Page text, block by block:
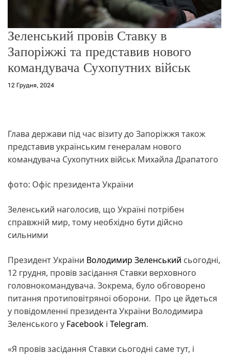
Зеленський провів Ставку в
Запоріжжі та представив нового
командувача Сухопутних військ
12 Грудня, 2024
Глава держави під час візиту до Запоріжжя також
представив українським генералам нового
командувача Сухопутних військ Михайла Драпатого
фото: Офіс президента України
Зеленський наголосив, що Україні потрібен
справжній мир, тому необхідно бути дійсно
сильними
Президент України Володимир Зеленський сьогодні,
12 грудня, провів засідання Ставки верховного
головнокомандувача. Зокрема, було обговорено
питання протиповітряної оборони. Про це йдеться
у повідомленні президента України Володимира
Зеленського у Facebook і Telegram.
«Я провів засідання Ставки сьогодні саме тут, і